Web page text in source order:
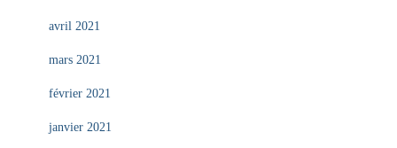
avril 2021
mars 2021
février 2021
janvier 2021